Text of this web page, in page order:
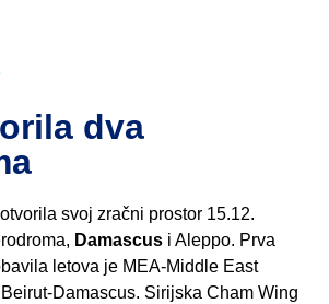
dva
svoj zračni prostor 15.12.
Damascus i Aleppo. Prva
letova je MEA-Middle East
Damascus. Sirijska Cham Wing